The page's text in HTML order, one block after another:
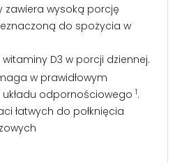
zawiera wysoką porcję
do spożycia w
witaminy D3 w porcji dziennej.
w prawidłowym
odpornościowego 1.
łatwych do połknięcia